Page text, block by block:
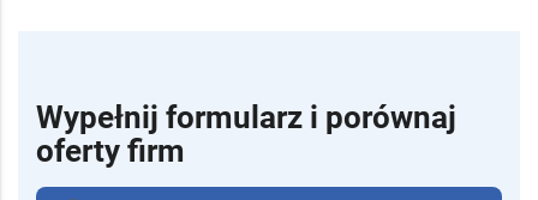
Wypełnij formularz i porównaj
oferty firm